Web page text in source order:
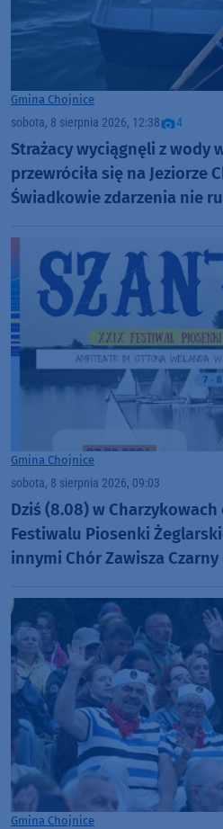
Gmina Chojnice
sobota, 8 sierpnia 2026, 12:38 4
Strażacy wyciągnęli z wody
przewróciła się na Jeziorze
Świadkowie zdarzenia nie
Gmina Chojnice
sobota, 8 sierpnia 2026, 09:03
Dziś (8.08) w
Festiwalu Piosenki
innymi Chór Zawisza Czarny
Gmina Chojnice